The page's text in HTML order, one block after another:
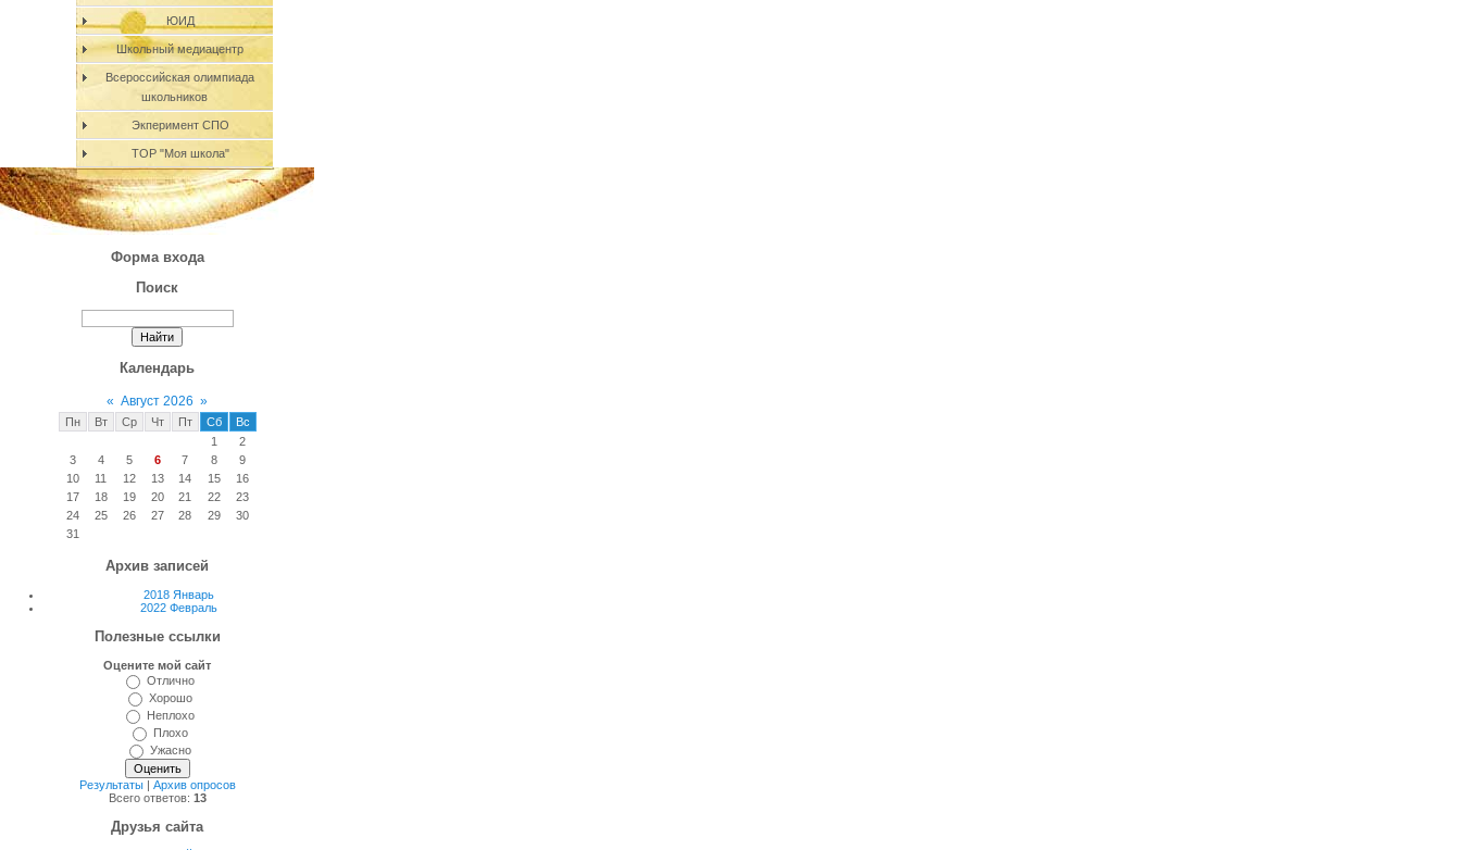
ЮИД
Школьный медиацентр
Всероссийская олимпиада
школьников
Экперимент СПО
ТОР "Моя школа"
Форма входа
Поиск
Календарь
« Август 2026 »
Пн Вт Ср Чт Пт Сб
Вс
1
2
3
4 5 6 7 8
9
10
11 12 13 14 15
16
17
18 19 20 21 22
23
24
25 26 27 28 29
30
31
Архив записей
2018 Январь
2022 Февраль
Полезные ссылки
Оцените мой сайт
Отлично
Хорошо
Неплохо
Плохо
Ужасно
Результаты| Архив опросов
Всего ответов: 13
Друзья сайта